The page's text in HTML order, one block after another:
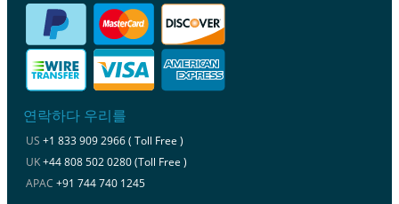
연락하다 우리를
US +1 833 909 2966 ( Toll Free )
UK+44 808 502 0280 (Toll Free )
APAC +91 744 740 1245